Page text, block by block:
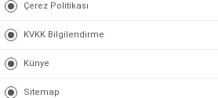
Çerez Politikası
KVKK Bilgilendirme
Künye
Sitemap